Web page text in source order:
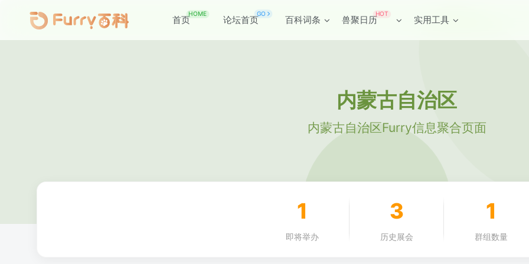
首页
HOME
论坛首页GO 百科词条 兽聚日历
HOT
实用工具
内蒙古自治区
内蒙古自治区Furry信息聚合页面
1
即将举办
3
历史展会
1
群组数量